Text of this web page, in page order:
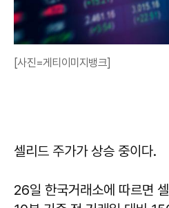
[사진=게티이미지뱅크]
셀리드 주가가 상승 중이다.
26일 한국거래소에 따르면